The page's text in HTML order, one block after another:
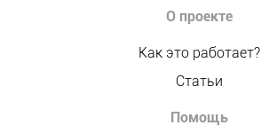
О проекте
Как это работает?
Статьи
Помощь